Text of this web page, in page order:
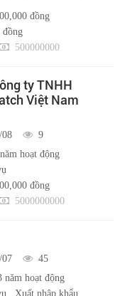
đồng
đồng
500000000
ty TNHH
Việt Nam
08
9
hoạt động
đồng
5000000000
07
45
năm hoạt động
Xuất nhập khẩu